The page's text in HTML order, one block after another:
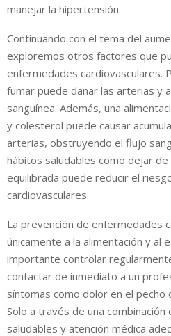
manejar la hipertensión.
Continuando con el tema del
exploremos otros factores que
enfermedades cardiovasculares.
fumar puede dañar las arterias y
sanguínea. Además, una
y colesterol puede causar
arterias, obstruyendo el flujo
hábitos saludables como dejar
equilibrada puede reducir el
cardiovasculares.
La prevención de enfermedades
únicamente a la alimentación y al
importante controlar
contactar de inmediato a un
síntomas como dolor en el pecho
Solo a través de una
saludables y atención médica